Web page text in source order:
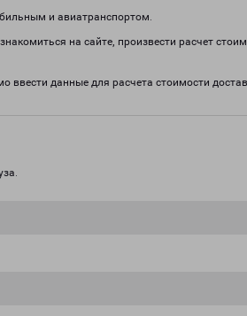
и авиатранспортом.
на сайте, произвести расчет
данные для расчета стоимости